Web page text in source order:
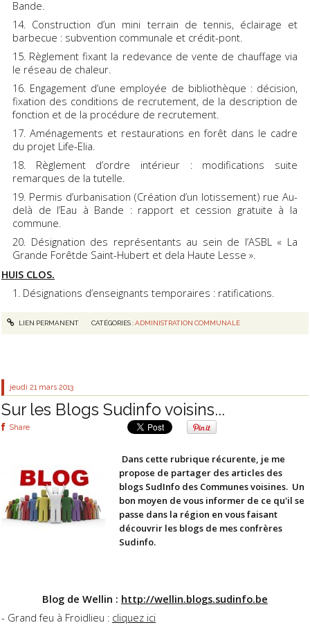
Bande.
Construction d’un mini terrain de tennis, éclairage et
barbecue : subvention communale et crédit-pont.
Règlement fixant la redevance de vente de chauffage via
le réseau de chaleur.
Engagement d’une employée de bibliothèque : décision,
fixation des conditions de recrutement, de la description de
fonction et de la procédure de recrutement.
Aménagements et restaurations en forêt dans le cadre
du projet Life-Elia.
Règlement d’ordre intérieur : modifications suite
remarques de la tutelle.
Permis d’urbanisation (Création d’un lotissement) rue Au-
delà de l’Eau à Bande : rapport et cession gratuite à la
commune.
Désignation des représentants au sein de l’ASBL « La
Grande Forêtde Saint-Hubert et dela Haute Lesse ».
HUIS CLOS.
Désignations d’enseignants temporaires : ratifications.
LIEN PERMANENT CATÉGORIES :ADMINISTRATION COMMUNALE
jeudi 21 mars 2013
Sur les Blogs Sudinfo voisins...
Share
Dans cette rubrique récurente, je me
propose de partager des articles des
blogs SudInfo des Communes voisines. Un
bon moyen de vous informer de ce qu'il se
passe dans la région en vous faisant
découvrir les blogs de mes confrères
Sudinfo.
Blog de Wellin : http://wellin.blogs.sudinfo.be
- Grand feu à Froidlieu : cliquez ici